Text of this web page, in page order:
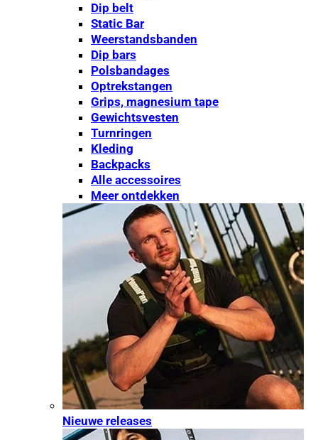
Dip belt
Static Bar
Weerstandsbanden
Dip bars
Polsbandages
Optrekstangen
Grips, magnesium tape
Gewichtsvesten
Turnringen
Kleding
Backpacks
Alle accessoires
Meer ontdekken
Nieuwe releases